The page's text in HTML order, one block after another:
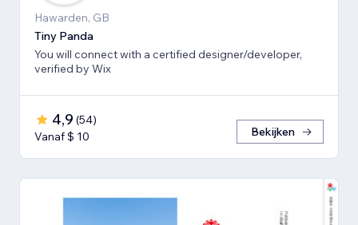
Hawarden, GB
Tiny Panda
You will connect with a certified designer/developer,
verified by Wix
4,9 (54)
Vanaf $ 10
Bekijken